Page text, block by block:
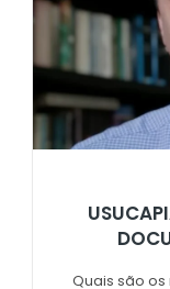
Quais são